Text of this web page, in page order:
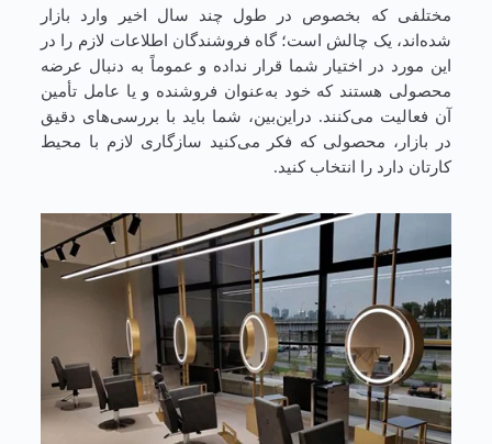
مختلفی که بخصوص در طول چند سال اخیر وارد بازار
شده‌اند، یک چالش است؛ گاه فروشندگان اطلاعات لازم را در
این مورد در اختیار شما قرار نداده و عموماً به دنبال عرضه
محصولی هستند که خود به‌عنوان فروشنده و یا عامل تأمین
آن فعالیت می‌کنند. دراین‌بین، شما باید با بررسی‌های دقیق
در بازار، محصولی که فکر می‌کنید سازگاری لازم با محیط
کارتان دارد را انتخاب کنید.